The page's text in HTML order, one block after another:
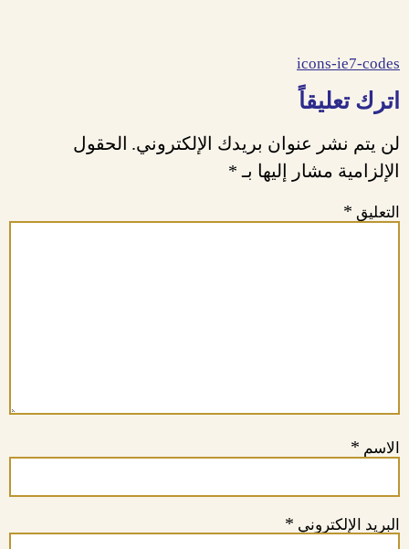
icons-ie7-codes
اترك تعليقاً
لن يتم نشر عنوان بريدك الإلكتروني. الحقول
الإلزامية مشار إليها بـ *
التعليق *
الاسم *
البريد الإلكتروني *